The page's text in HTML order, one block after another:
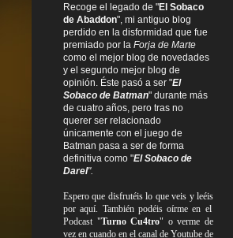
Recoge el legado de "El Sobaco
de Abaddon", mi antiguo blog
perdido en la disformidad que fue
premiado por la Forja de Marte
como el mejor blog de novedades
y el segundo mejor blog de
opinión. Éste pasó a ser "El
Sobaco de Batman" durante más
de cuatro años, pero tras no
querer ser relacionado
únicamente con el juego de
Batman pasa a ser de forma
definitiva como "El Sobaco de
Darel".
Espero que disfrutéis lo queveis yleéis
por aquí. También podéis oírme en el
Podcast "Turno Cu4tro" o verme de
vez en cuando en el canal de Youtube de